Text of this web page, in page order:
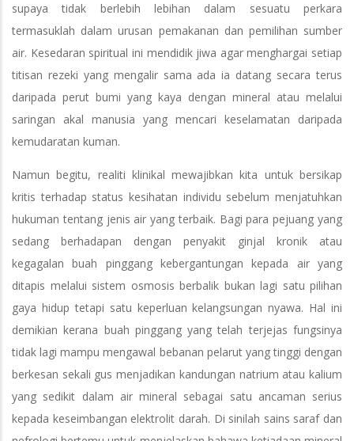
supaya tidak berlebih lebihan dalam sesuatu perkara
termasuklah dalam urusan pemakanan dan pemilihan sumber
air. Kesedaran spiritual ini mendidik jiwa agar menghargai setiap
titisan rezeki yang mengalir sama ada ia datang secara terus
daripada perut bumi yang kaya dengan mineral atau melalui
saringan akal manusia yang mencari keselamatan daripada
kemudaratan kuman.
Namun begitu, realiti klinikal mewajibkan kita untuk bersikap
kritis terhadap status kesihatan individu sebelum menjatuhkan
hukuman tentang jenis air yang terbaik. Bagi para pejuang yang
sedang berhadapan dengan penyakit ginjal kronik atau
kegagalan buah pinggang kebergantungan kepada air yang
ditapis melalui sistem osmosis berbalik bukan lagi satu pilihan
gaya hidup tetapi satu keperluan kelangsungan nyawa. Hal ini
demikian kerana buah pinggang yang telah terjejas fungsinya
tidak lagi mampu mengawal bebanan pelarut yang tinggi dengan
berkesan sekali gus menjadikan kandungan natrium atau kalium
yang sedikit dalam air mineral sebagai satu ancaman serius
kepada keseimbangan elektrolit darah. Di sinilah sains saraf dan